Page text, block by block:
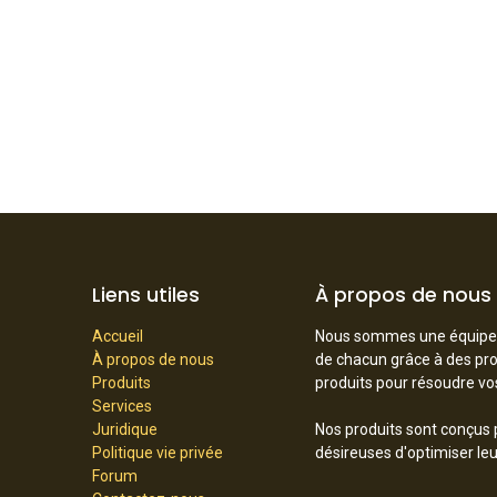
Liens utiles
Accueil
À propos de nous
Produits
Services
Juridique
Politique vie privée
Forum
À propos de nous
Nous sommes une
de chacun grâce à des
produits pour résoudre
Nos produits sont
désireuses d'optimiser